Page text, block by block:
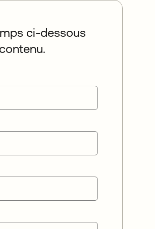
ci-dessous